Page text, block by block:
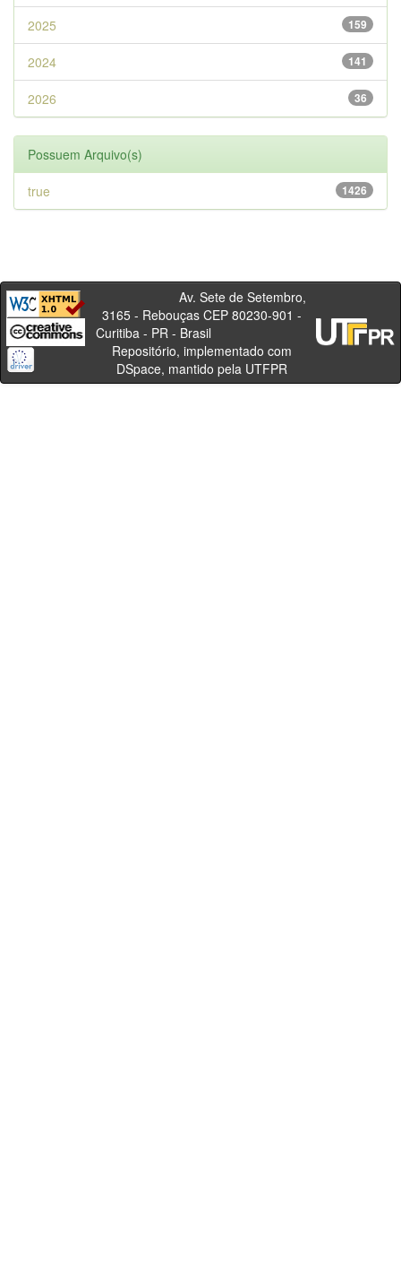
159
2025
141
2024
36
2026
Possuem Arquivo(s)
1426
true
Av. Sete de Setembro,
3165 - Rebouças CEP 80230-901 -
Curitiba - PR - Brasil
Repositório, implementado com
DSpace, mantido pela UTFPR